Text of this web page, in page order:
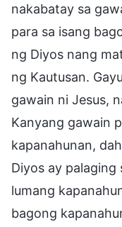
nakabatay sa
para sa isang
ng Diyos nang
ng Kautusan.
gawain ni Jesus,
Kanyang gawain
kapanahunan,
Diyos ay palaging
lumang
bagong